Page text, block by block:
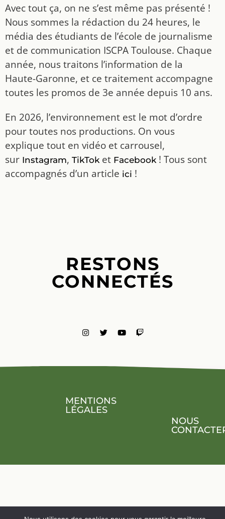
Avec tout ça, on ne s’est même pas présenté !
Nous sommes la rédaction du 24 heures, le
média des étudiants de l’école de journalisme
et de communication ISCPA Toulouse. Chaque
année, nous traitons l’information de la
Haute-Garonne, et ce traitement accompagne
toutes les promos de 3e année depuis 10 ans.
En 2026, l’environnement est le mot d’ordre
pour toutes nos productions. On vous
explique tout en vidéo et carrousel,
sur Instagram, TikToket Facebook! Tous sont
accompagnés d’un article ici !
RESTONS
CONNECTÉS
MENTIONS
LÉGALES
NOUS